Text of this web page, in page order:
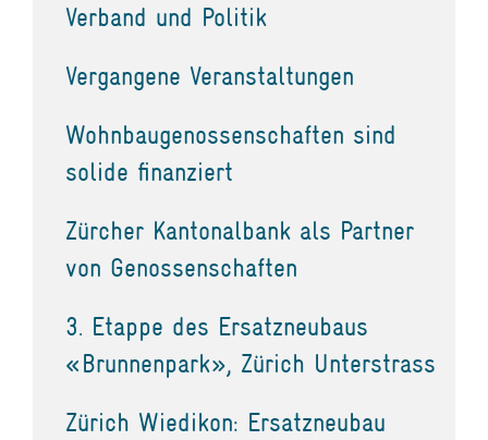
Verband und Politik
Vergangene Veranstaltungen
Wohnbaugenossenschaften sind
solide finanziert
Zürcher Kantonalbank als Partner
von Genossenschaften
3. Etappe des Ersatzneubaus
«Brunnenpark», Zürich Unterstrass
Zürich Wiedikon: Ersatzneubau